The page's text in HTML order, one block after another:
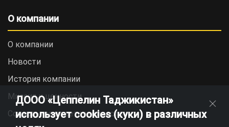
О компании
О компании
Новости
История компании
Миссия и ценности
Социальная ответственность
ДООО «Цеппелин Таджикистан»
использует cookies (куки) в различных